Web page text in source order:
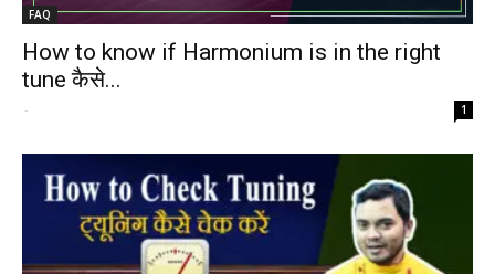
FAQ
How to know if Harmonium is in the right
tune कैसे...
- 1